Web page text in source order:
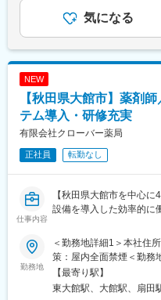
ど、女性が働きやすい職
■資格取得支援：
地域の「健康コンサルタ
研修・e-ラーニングなど
■同社の特徴：
在宅医療にも力を入れて
います。訪問薬剤師とし
■同社について：
めるものは薬局ごとに
場に即した運営を独自に
ー仕様をはじめ訪れる
の充実など、地域の人々
ような空間づくりをして
でも頼りにされる“マイ薬
残業手当＞有＜給与補
月、12月）■職務手当：
あり、選考を通じて上下
手当を含めた表記です。
気になる
NEW
【秋田県大館市】薬剤
テム導入・研修充実
有限会社クローバー薬局
正社員 転勤なし
仕事内容
【秋田県大館市を中心
設備を導入した効率的に
■業務概要
秋田県大館市内で4店舗
社にて、薬剤師として、
内での一連の業務を中心
勤務地
＜勤務地詳細1＞本社住
策：屋内全面禁煙＜勤務
秋田県大館市池内字田
務地詳細3＞シオン薬局
【最寄り駅】
東大館駅、大館駅、扇田